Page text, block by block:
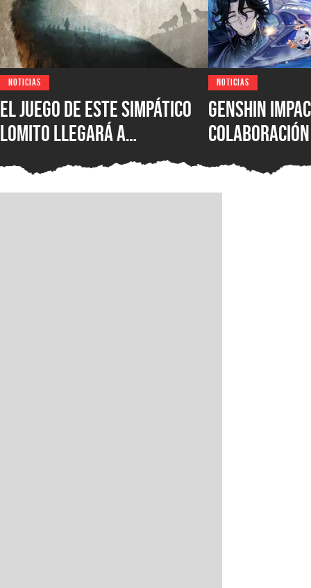
NOTICIAS
El juego de este simpático
lomito llegará a
PlayStation 5 para vivir una
aventura llena de secretos
NOTICIAS
Genshin